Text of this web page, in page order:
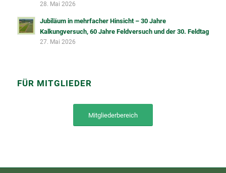
28. Mai 2026
Jubiläum in mehrfacher Hinsicht – 30 Jahre
Kalkungversuch, 60 Jahre Feldversuch und der 30. Feldtag
27. Mai 2026
FÜR MITGLIEDER
Mitgliederbereich